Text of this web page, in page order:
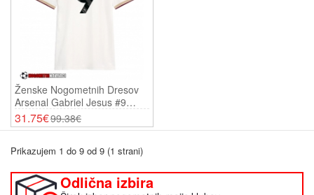
Ženske Nogometnih Dresov
Arsenal Gabriel Jesus #9
Tretji 2025-26 Kratki Rokavi
31.75€99.38€
Prikazujem 1 do 9 od 9 (1 strani)
Odlična izbira